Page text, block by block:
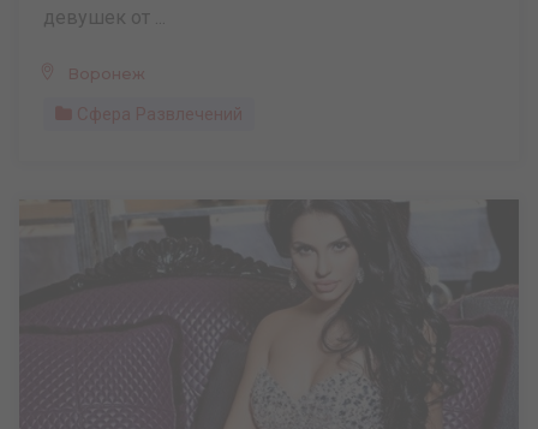
девушек от ...
Воронеж
Сфера Развлечений